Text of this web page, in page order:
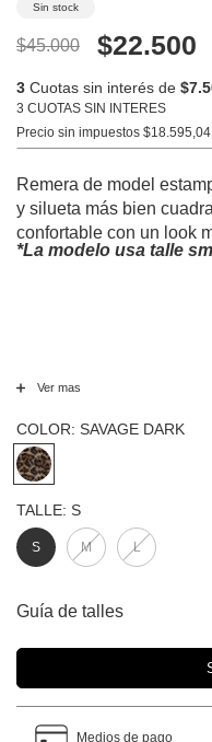
Sin stock
$45.000 $22.500
3 Cuotas sin interés de
3 CUOTAS SIN INTERES
Precio sin impuestos $18.595,04
Remera de model
y silueta más bien
confortable con un look
*La modelo usa talle
Ver mas
TALLE: S
S M L
COLOR: SAVAGE DARK
Guía de talles
Medios de pago